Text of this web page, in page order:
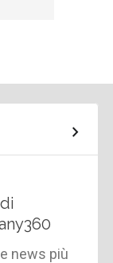
news più